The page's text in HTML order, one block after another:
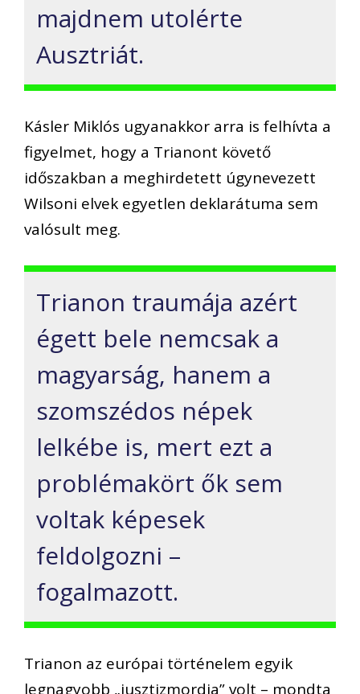
majdnem utolérte
Ausztriát.
Kásler Miklós ugyanakkor arra is felhívta a
figyelmet, hogy a Trianont követő
időszakban a meghirdetett úgynevezett
Wilsoni elvek egyetlen deklarátuma sem
valósult meg.
Trianon traumája azért
égett bele nemcsak a
magyarság, hanem a
szomszédos népek
lelkébe is, mert ezt a
problémakört ők sem
voltak képesek
feldolgozni –
fogalmazott.
Trianon az európai történelem egyik
legnagyobb „jusztizmordja” volt – mondta